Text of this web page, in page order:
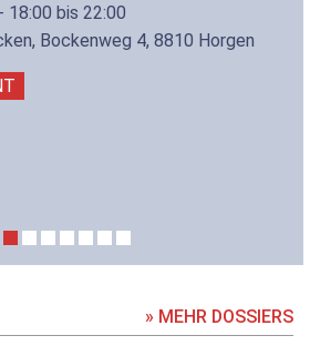
18:00 bis 22:00
Bockenweg 4, 8810 Horgen
» MEHR DOSSIERS